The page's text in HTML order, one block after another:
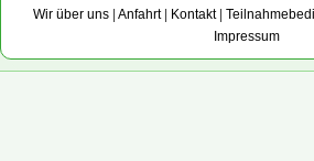
Wir über uns Anfahrt| Kontakt|
Impressum